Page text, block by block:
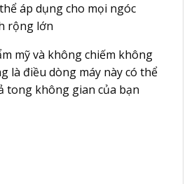
áp dụng cho mọi ngóc
rộng lớn
mỹ và không chiếm không
là điều dòng máy này có thể
tong không gian của bạn